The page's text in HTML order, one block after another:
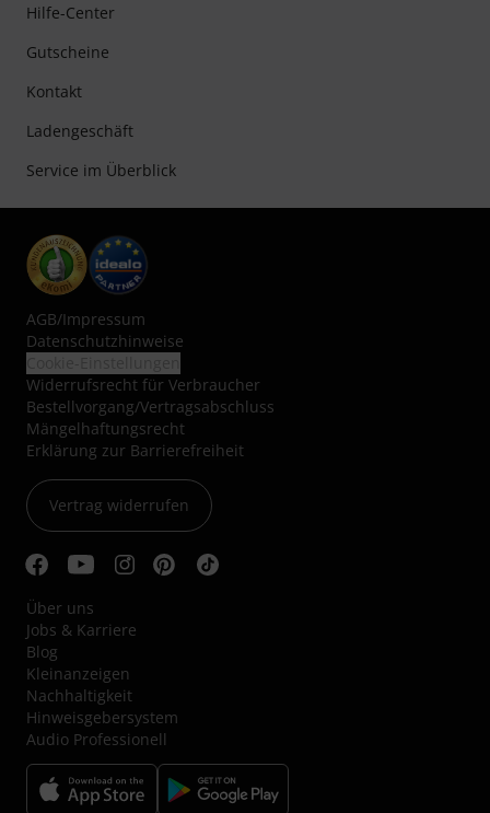
Hilfe-Center
Gutscheine
Kontakt
Ladengeschäft
Service im Überblick
AGB/Impressum
Datenschutzhinweise
Widerrufsrecht für Verbraucher
Bestellvorgang/Vertragsabschluss
Mängelhaftungsrecht
Erklärung zur Barrierefreiheit
Vertrag widerrufen
Über uns
Jobs & Karriere
Blog
Kleinanzeigen
Nachhaltigkeit
Hinweisgebersystem
Audio Professionell